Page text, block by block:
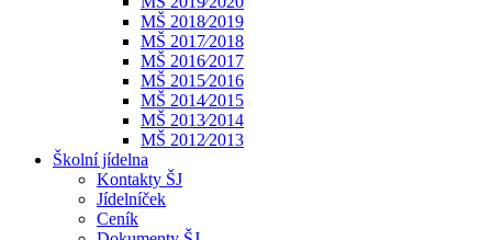
MŠ 2018⁄2019
MŠ 2017⁄2018
MŠ 2016⁄2017
MŠ 2015⁄2016
MŠ 2014⁄2015
MŠ 2013⁄2014
MŠ 2012⁄2013
Školní jídelna
Kontakty ŠJ
Jídelníček
Ceník